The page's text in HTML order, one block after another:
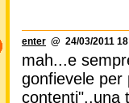
enter @ 24/03/2011
mah...e
gonfievele per
contenti"..una